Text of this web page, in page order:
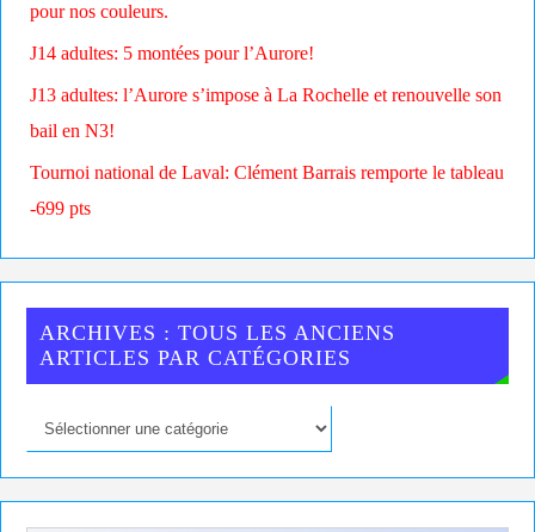
pour nos couleurs.
J14 adultes: 5 montées pour l’Aurore!
J13 adultes: l’Aurore s’impose à La Rochelle et renouvelle son
bail en N3!
Tournoi national de Laval: Clément Barrais remporte le tableau
-699 pts
ARCHIVES : TOUS LES ANCIENS
ARTICLES PAR CATÉGORIES